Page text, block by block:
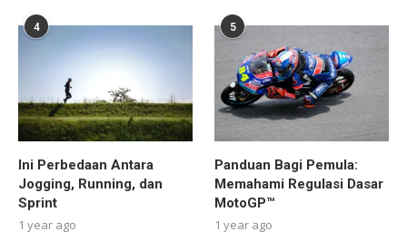
4
Ini Perbedaan Antara
Jogging, Running, dan
Sprint
1 year ago
5
Panduan Bagi Pemula:
Memahami Regulasi Dasar
MotoGP™
1 year ago